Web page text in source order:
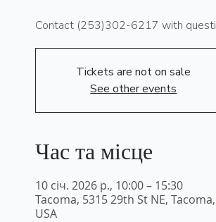
Contact (253)302-6217 with
Tickets are not on sale
See other events
Час та місце
10 січ. 2026 р., 10:00 – 15:30
Tacoma, 5315 29th St NE,
USA